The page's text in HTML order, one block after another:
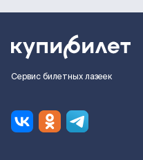
Сервис билетных лазеек